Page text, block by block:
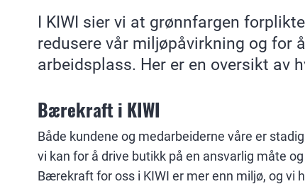
I KIWI sier vi at grønnfargen
redusere vår miljøpåvirkning og for
arbeidsplass. Her er en oversikt av
Bærekraft i KIWI
Både kundene og medarbeiderne våre er
vi kan for å drive butikk på en ansvarlig måte
Bærekraft for oss i KIWI er mer enn miljø, og